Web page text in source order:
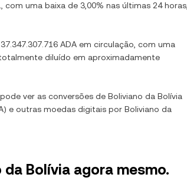
, com uma baixa de 3,00% nas últimas 24 horas,
37.347.307.716 ADA em circulação, com uma
diluído em aproximadamente
ver as conversões de Boliviano da Bolívia
) e outras moedas digitais por Boliviano da
Bolívia agora mesmo.